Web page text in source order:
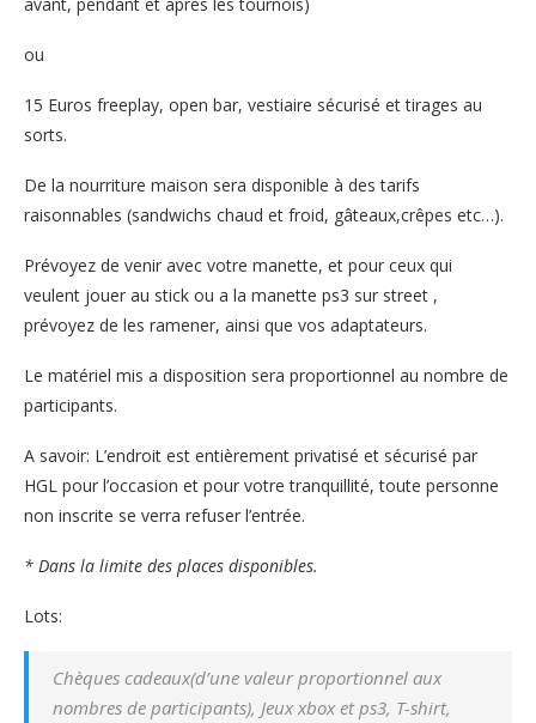
ou
15 Euros freeplay, open bar, vestiaire sécurisé et tirages au
sorts.
De la nourriture maison sera disponible à des tarifs
raisonnables (sandwichs chaud et froid, gâteaux,crêpes etc…).
Prévoyez de venir avec votre manette, et pour ceux qui
veulent jouer au stick ou a la manette ps3 sur street ,
prévoyez de les ramener, ainsi que vos adaptateurs.
Le matériel mis a disposition sera proportionnel au nombre de
participants.
A savoir: L’endroit est entièrement privatisé et sécurisé par
HGL pour l’occasion et pour votre tranquillité, toute personne
non inscrite se verra refuser l’entrée.
* Dans la limite des places disponibles.
Lots:
Chèques cadeaux(d’une valeur proportionnel aux
nombres de participants), Jeux xbox et ps3, T-shirt,